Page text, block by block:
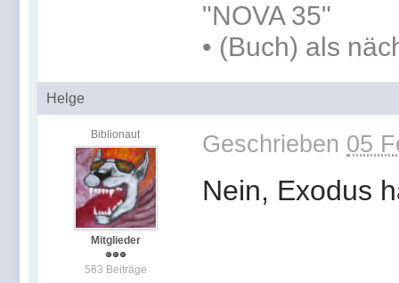
"NOVA 35"
• (Buch) als
Helge
Biblionaut
Mitglieder
563 Beiträge
Geschrieben 05
Nein, Exodus